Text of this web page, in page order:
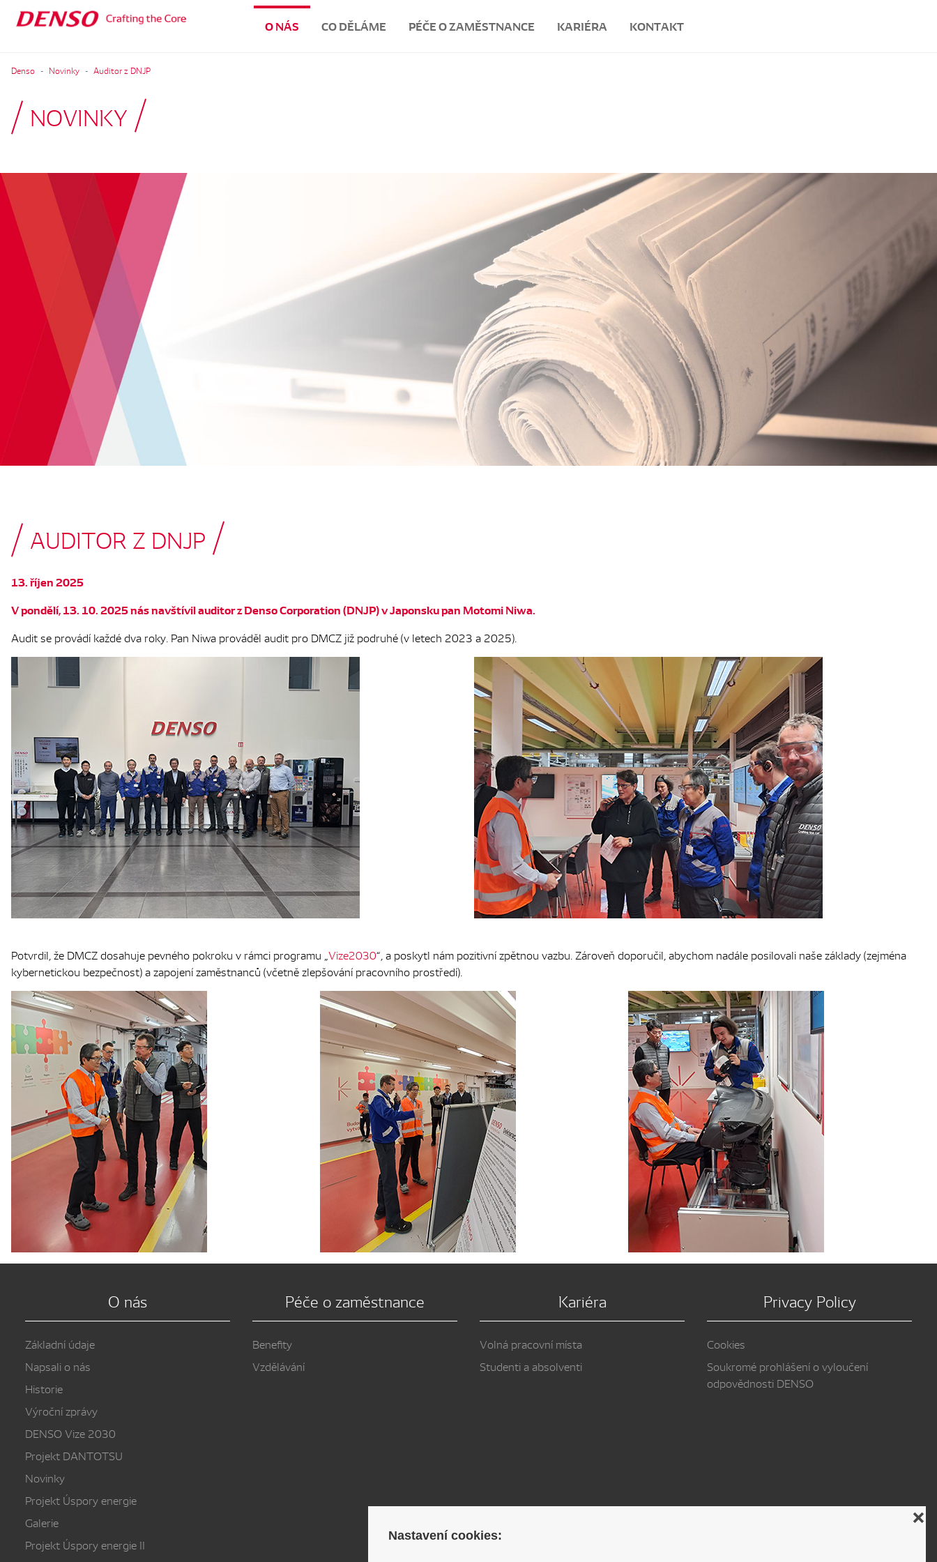
Nastavení cookies:
❌
O NÁS CO DĚLÁME PÉČE O ZAMĚSTNANCE KARIÉRA KONTAKT
Denso Novinky Auditor z DNJP
NOVINKY
AUDITOR Z DNJP
13. říjen 2025
V pondělí, 13. 10. 2025 nás navštívil auditor z Denso Corporation (DNJP) v Japonsku pan Motomi Niwa.
Audit se provádí každé dva roky. Pan Niwa prováděl audit pro DMCZ již podruhé (v letech 2023 a 2025).
Potvrdil, že DMCZ dosahuje pevného pokroku v rámci programu „ Vize2030“, a poskytl nám pozitivní zpětnou vazbu. Zároveň doporučil, abychom nadále posilovali naše základy (zejména
kybernetickou bezpečnost) a zapojení zaměstnanců (včetně zlepšování pracovního prostředí).
O nás
Základní údaje
Napsali o nás
Historie
Výroční zprávy
DENSO Vize 2030
Projekt DANTOTSU
Novinky
Projekt Úspory energie
Galerie
Projekt Úspory energie II
Péče o zaměstnance
Benefity
Vzdělávání
Kariéra
Volná pracovní místa
Studenti a absolventi
Privacy Policy
Cookies
Soukromé prohlášení o vyloučení
odpovědnosti DENSO